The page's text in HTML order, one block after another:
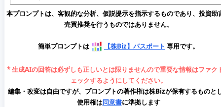
本プロンプトは、客観的な分析、仮説提示を指示するものであり、投資助
売買推奨を行うものではありません。
簡単プロンプトは 【株Biz】パスポート 専用です。
* 生成AIの回答は必ずしも正しいとは限りませんので重要な情報はファク
ェックするようにしてください。
編集・改変は自由ですが、プロンプトの著作権は株Bizが保有するものと
使用権は同意書に準拠します